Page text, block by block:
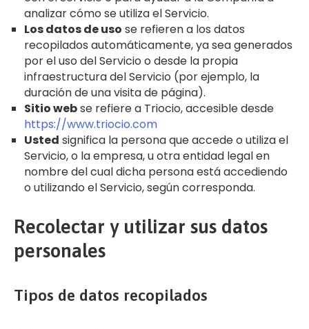
analizar cómo se utiliza el Servicio.
Los datos de uso se refieren a los datos
recopilados automáticamente, ya sea generados
por el uso del Servicio o desde la propia
infraestructura del Servicio (por ejemplo, la
duración de una visita de página).
Sitio webse refiere a Triocio, accesible desde
https://www.triocio.com
Usted significa la persona que accede o utiliza el
Servicio, o la empresa, u otra entidad legal en
nombre del cual dicha persona está accediendo
o utilizando el Servicio, según corresponda.
Recolectar y utilizar sus datos
personales
Tipos de datos recopilados